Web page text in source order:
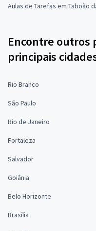
Aulas de Tarefas em Taboão
Encontre outros
principais
Rio Branco
São Paulo
Rio de Janeiro
Fortaleza
Salvador
Goiânia
Belo Horizonte
Brasília